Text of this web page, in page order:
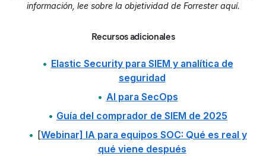
información, lee sobre la objetividad de Forrester aquí.
Recursos adicionales
Elastic Security para SIEM y analítica de
seguridad
AI para SecOps
Guía del comprador de SIEM de 2025
[Webinar] IA para equipos SOC: Qué es real y
qué viene después